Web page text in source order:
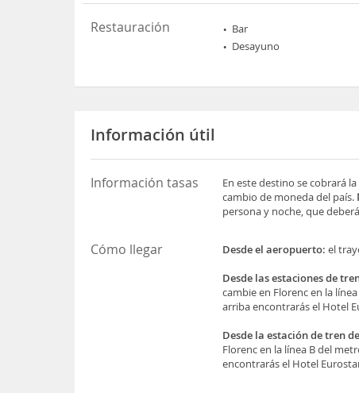
Restauración Bar
Desayuno
Información útil
Información tasas
En este destino se cobrará
cambio de moneda del país.
persona y noche, que
Cómo llegar Desde el aeropuerto: el
Desde las estaciones de
cambie en Florenc en la
arriba encontrarás el Hotel
Desde la estación de tren
Florenc en la línea B del
encontrarás el Hotel